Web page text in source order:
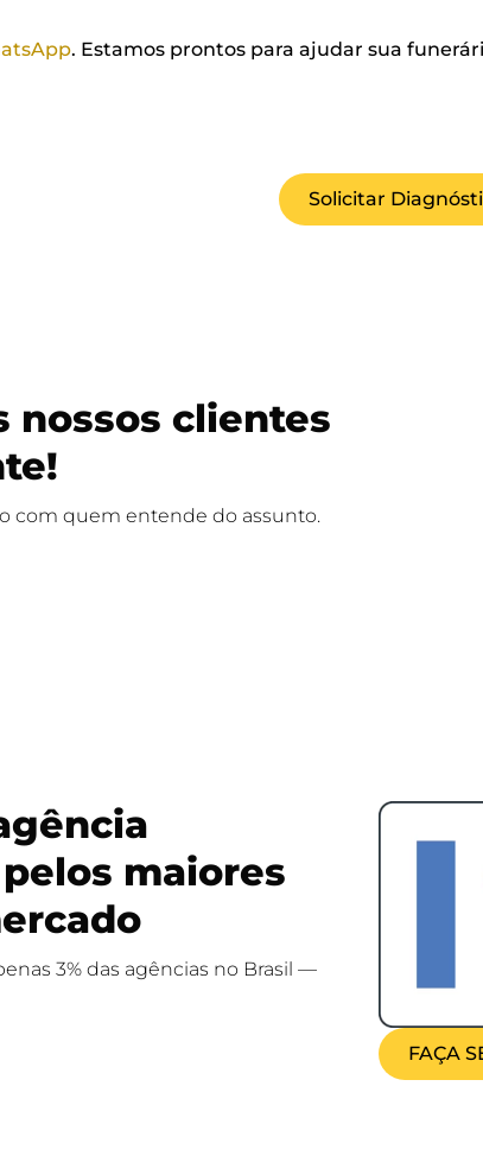
. Estamos prontos para ajudar sua
Solicitar
nossos clientes
com quem entende do assunto.
maiores
3% das agências no Brasil —
FAÇA